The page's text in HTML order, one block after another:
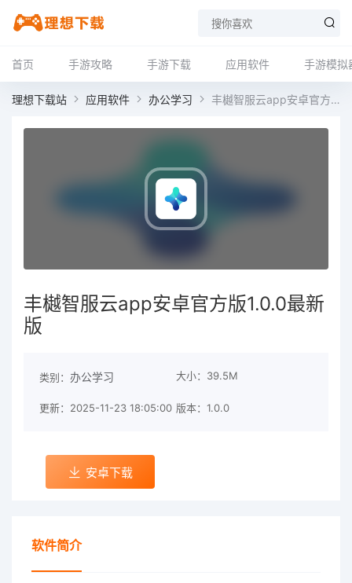
首页 手游攻略 手游下载 应用软件 手游模拟
理想下载站 应用软件 办公学习 丰樾智服云app安卓官方版1.0.0最新版
丰樾智服云app安卓官方版1.0.0最新
版
类别： 办公学习 大小：39.5M
更新：2025-11-23 18:05:00 版本：1.0.0
安卓下载
软件简介